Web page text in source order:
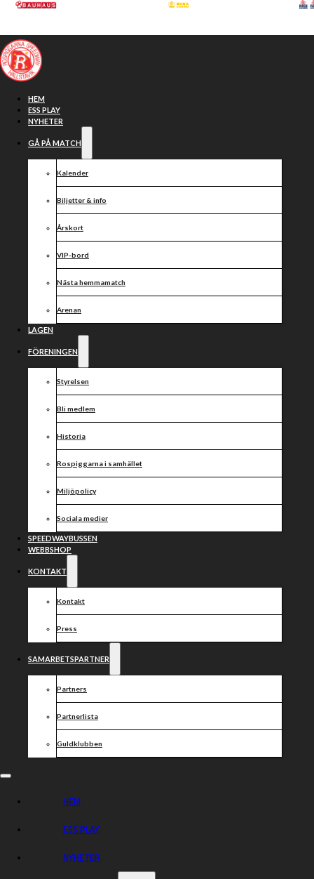
Hoppa till huvudinnehåll
HEM
ESS PLAY
NYHETER
GÅ PÅ MATCH
Kalender
Biljetter & info
Årskort
VIP-bord
Nästa hemmamatch
Arenan
LAGEN
FÖRENINGEN
Styrelsen
Bli medlem
Historia
Rospiggarna i samhället
Miljöpolicy
Sociala medier
SPEEDWAYBUSSEN
WEBBSHOP
KONTAKT
Kontakt
Press
SAMARBETSPARTNER
Partners
Partnerlista
Guldklubben
HEM
ESS PLAY
NYHETER
Bortaseger
mot Piraterna